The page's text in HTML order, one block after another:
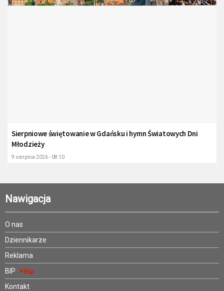
Sierpniowe świętowanie w Gdańsku i hymn Światowych Dni
Młodzieży
9 sierpnia 2026 - 08:10
Nawigacja
O nas
Dziennikarze
Reklama
BIP
Kontakt